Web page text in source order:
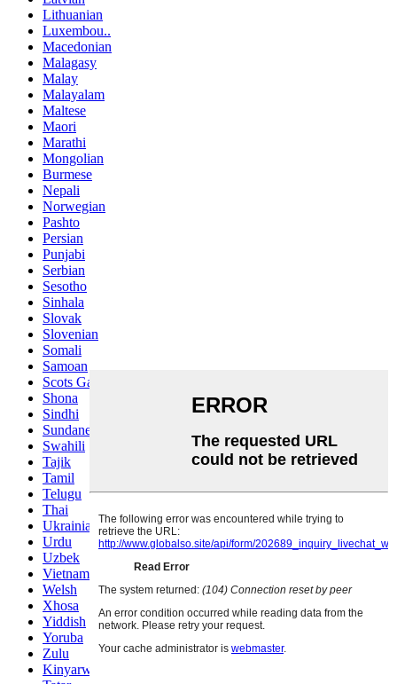
Lithuanian
Luxembou..
Macedonian
Malagasy
Malay
Malayalam
Maltese
Maori
Marathi
Mongolian
Burmese
Nepali
Norwegian
Pashto
Persian
Punjabi
Serbian
Sesotho
Sinhala
Slovak
Slovenian
Somali
Samoan
Scots Gaelic
Shona
Sindhi
Sundanese
Swahili
Tajik
Tamil
Telugu
Thai
Ukrainian
Urdu
Uzbek
Vietnamese
Welsh
Xhosa
Yiddish
Yoruba
Zulu
Kinyarwanda